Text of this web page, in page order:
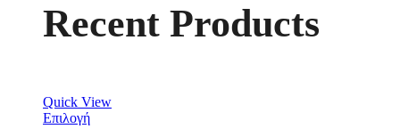
Recent Products
Quick View
Επιλογή